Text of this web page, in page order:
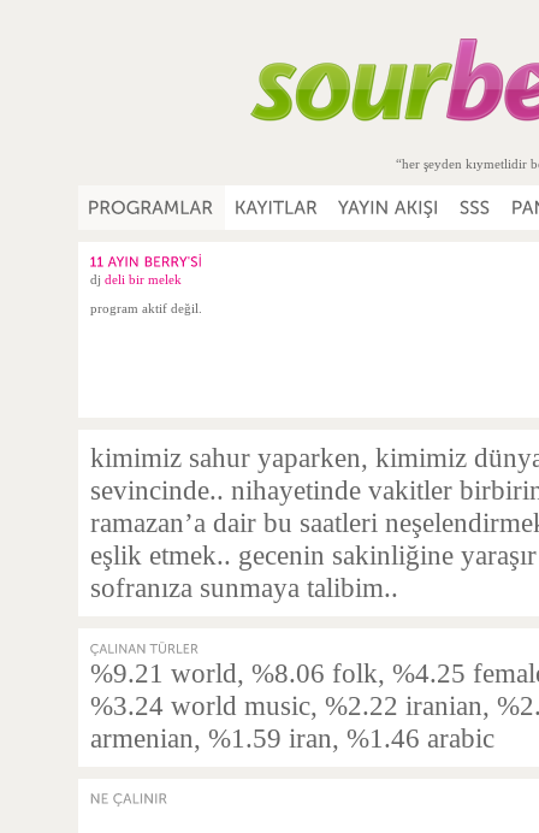
“her şeyden kıymetlidir
dj deli bir melek
program aktif değil.
kimimiz sahur yaparken, kimimiz
sevincinde.. nihayetinde vakitler
ramazan’a dair bu saatleri
eşlik etmek.. gecenin sakinliğine
sofranıza sunmaya talibim..
%9.21 world, %8.06 folk, %4.25
%3.24 world music, %2.22 iranian,
armenian, %1.59 iran, %1.46 arabic